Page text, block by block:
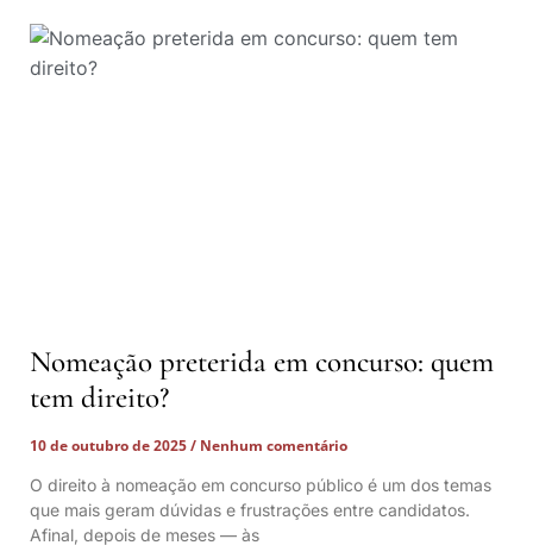
Nomeação preterida em concurso: quem
tem direito?
10 de outubro de 2025
Nenhum comentário
O direito à nomeação em concurso público é um dos temas
que mais geram dúvidas e frustrações entre candidatos.
Afinal, depois de meses — às